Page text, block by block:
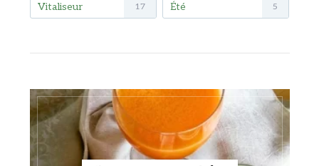
Vitaliseur 17 Été 5